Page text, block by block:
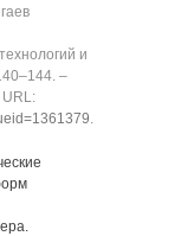
и
‒
URL:
.